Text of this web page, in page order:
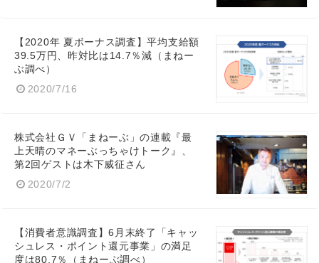
【2020年 夏ボーナス調査】平均支給額
39.5万円、昨対比は14.7％減（まねー
ぶ調べ）
2020/7/16
株式会社ＧＶ「まねーぶ」の連載『最
上天晴のマネーぶっちゃけトーク』、
第2回ゲストは木下威征さん
2020/7/2
【消費者意識調査】6月末終了「キャッ
シュレス・ポイント還元事業」の満足
度は80.7％（まねーぶ調べ）